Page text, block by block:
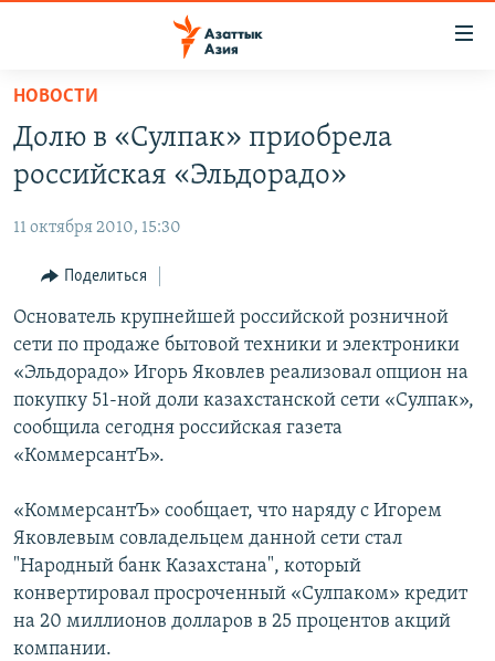
Вернуться
основному
содержанию
Вернутся
навигации
Вернутся
поиску
УЗБЕКИСТАН
ТАДЖИКИСТАН
НОВОСТИ
ВОЙНА В УКРАИНЕ
НА ДРУГИХ ЯЗЫКАХ
ҚАЗАҚША
КЫРГЫЗЧА
ЎЗБЕКЧА
ТОҶИКӢ
TÜRKMENÇE
Все сайты РСЕ/РС
НОВОСТИ
Долю в «Сулпак» приобрела
российская «Эльдорадо»
11 октября 2010, 15:30
Поделиться
Основатель крупнейшей российской розничной
сети по продаже бытовой техники и электроники
«Эльдорадо» Игорь Яковлев реализовал опцион на
покупку 51-ной доли казахстанской сети «Сулпак»,
сообщила сегодня российская газета
«КоммерсантЪ».
«КоммерсантЪ» сообщает, что наряду с Игорем
Яковлевым совладельцем данной сети стал
"Народный банк Казахстана", который
конвертировал просроченный «Сулпаком» кредит
на 20 миллионов долларов в 25 процентов акций
компании.